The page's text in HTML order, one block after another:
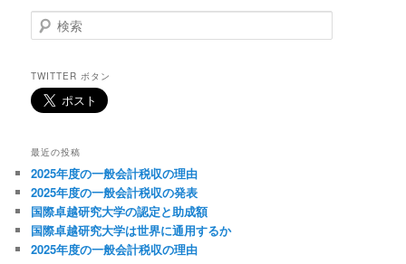
検
索
TWITTER ボタン
最近の投稿
2025年度の一般会計税収の理由
2025年度の一般会計税収の発表
国際卓越研究大学の認定と助成額
国際卓越研究大学は世界に通用するか
2025年度の一般会計税収の理由